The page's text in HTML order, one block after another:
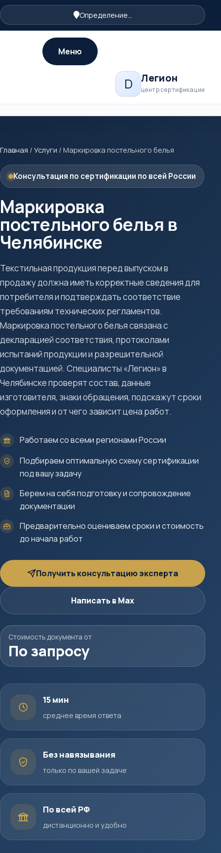
Определение...
D Легион
центр сертификации
Меню
Главная / Услуги / Маркировка постельного белья
Консультация по сертификации по всей России
Маркировка
постельного белья в
Челябинске
Текстильная продукция перед выпуском в
продажу должна иметь корректные сведения для
потребителя и подтверждать соответствие
требованиям технических регламентов.
Маркировка постельного белья связана с
декларацией соответствия, протоколами
испытаний продукции и разрешительной
документацией. Специалисты «Легион» в
Челябинске проверят состав, данные
изготовителя, знаки обращения, подскажут сроки
оформления и от чего зависит цена работ.
Работаем со всеми регионами России
Подбираем оптимальную схему сертификации
под вашу задачу
Берем на себя подготовку и сопровождение
документации
Предварительно оцениваем сроки и стоимость
до начала работ
Получить консультацию эксперта
Написать в Max
Стоимость документа от
По запросу
15 мин
среднее время ответа
Без навязывания
только по вашей задаче
По всей РФ
дистанционно и удобно